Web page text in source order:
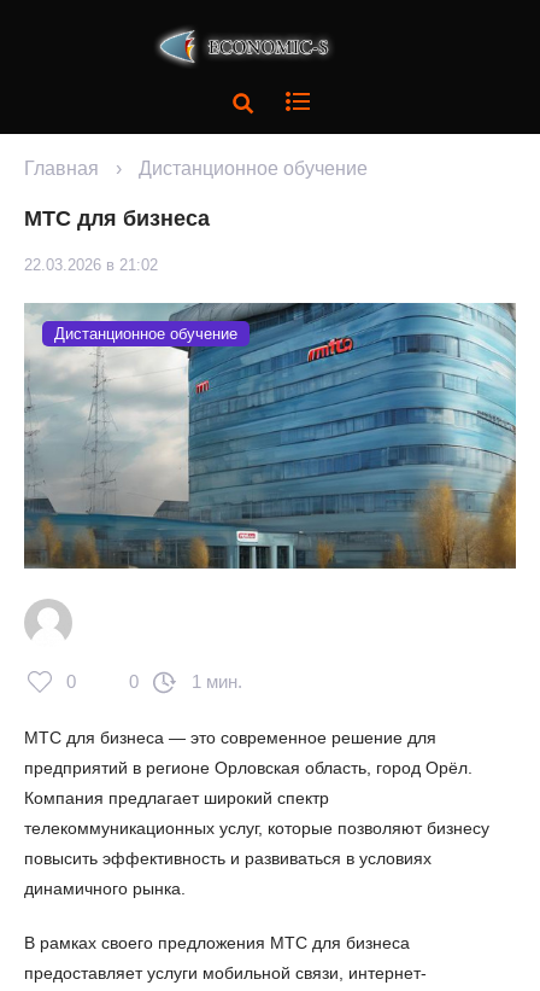
Главная › Дистанционное обучение
МТС для бизнеса
22.03.2026 в 21:02
Дистанционное обучение
0 0 1 мин.
МТС для бизнеса — это современное решение для
предприятий в регионе Орловская область, город Орёл.
Компания предлагает широкий спектр
телекоммуникационных услуг, которые позволяют бизнесу
повысить эффективность и развиваться в условиях
динамичного рынка.
В рамках своего предложения МТС для бизнеса
предоставляет услуги мобильной связи, интернет-